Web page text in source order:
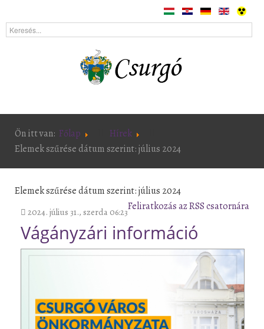
Ön itt van: Főlap
Hírek
Elemek szűrése dátum szerint: július 2024
Elemek szűrése dátum szerint: július 2024
Feliratkozás az RSS csatornára
2024. július 31., szerda 06:23
Vágányzári információ